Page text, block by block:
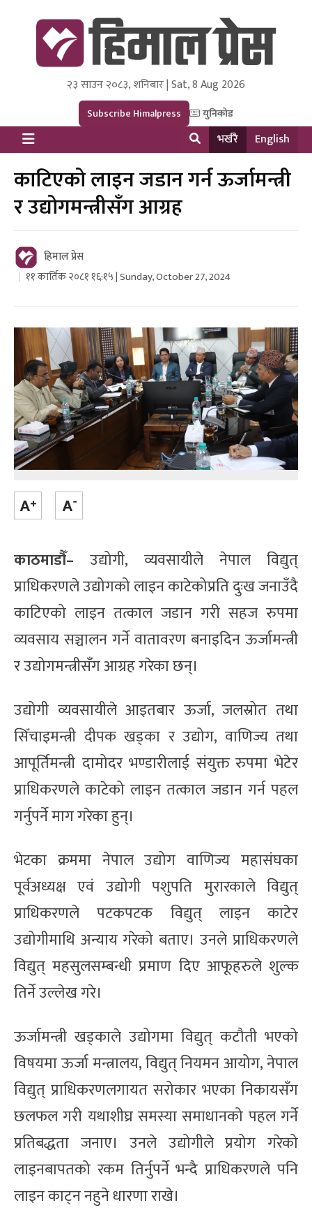
Himal Press
Dot NewsyNepal Media and Research Pvt Ltd.
२३ साउन २०८३, शनिबार | Sat, 8 Aug 2026
Subscribe Himalpress युनिकोड
भर्खरै English
काटिएको लाइन जडान गर्न ऊर्जामन्त्री
र उद्योगमन्त्रीसँग आग्रह
हिमाल प्रेस
११ कार्तिक २०८१ १६:१५ | Sunday, October 27, 2024
काठमाडौँ– उद्योगी, व्यवसायीले नेपाल विद्युत्
प्राधिकरणले उद्योगको लाइन काटेकोप्रति दुःख जनाउँदै
काटिएको लाइन तत्काल जडान गरी सहज रुपमा
व्यवसाय सञ्चालन गर्ने वातावरण बनाइदिन ऊर्जामन्त्री
र उद्योगमन्त्रीसँग आग्रह गरेका छन्।
उद्योगी व्यवसायीले आइतबार ऊर्जा, जलस्रोत तथा
सिँचाइमन्त्री दीपक खड्का र उद्योग, वाणिज्य तथा
आपूर्तिमन्त्री दामोदर भण्डारीलाई संयुक्त रुपमा भेटेर
प्राधिकरणले काटेको लाइन तत्काल जडान गर्न पहल
गर्नुपर्ने माग गरेका हुन्।
भेटका क्रममा नेपाल उद्योग वाणिज्य महासंघका
पूर्वअध्यक्ष एवं उद्योगी पशुपति मुरारकाले विद्युत्
प्राधिकरणले पटकपटक विद्युत् लाइन काटेर
उद्योगीमाथि अन्याय गरेको बताए। उनले प्राधिकरणले
विद्युत् महसुलसम्बन्धी प्रमाण दिए आफूहरुले शुल्क
तिर्ने उल्लेख गरे।
ऊर्जामन्त्री खड्काले उद्योगमा विद्युत् कटौती भएको
विषयमा ऊर्जा मन्त्रालय, विद्युत् नियमन आयोग, नेपाल
विद्युत् प्राधिकरणलगायत सरोकार भएका निकायसँग
छलफल गरी यथाशीघ्र समस्या समाधानको पहल गर्ने
प्रतिबद्धता जनाए। उनले उद्योगीले प्रयोग गरेको
लाइनबापतको रकम तिर्नुपर्ने भन्दै प्राधिकरणले पनि
लाइन काट्न नहुने धारणा राखे।